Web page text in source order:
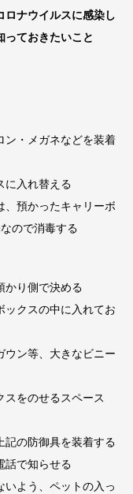
ロナウイルスに感染し
っておきたいこと
ン・メガネなどを装着
に入れ替える
、預かったキャリーボ
ので消毒する
かり側で決める
ックスの中に入れてお
ウン等、大きなビニー
スをのせるスペース
記の防御具を装着する
話で知らせる
いよう、ペットの入っ